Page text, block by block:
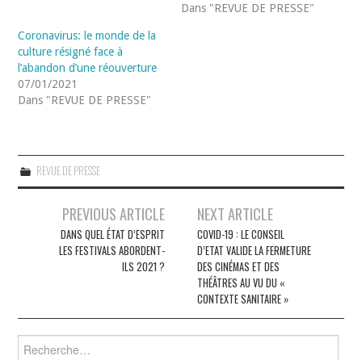
Dans "REVUE DE PRESSE"
Coronavirus: le monde de la
culture résigné face à
l’abandon d’une réouverture
07/01/2021
Dans "REVUE DE PRESSE"
REVUE DE PRESSE
Navigation
articles
PREVIOUS ARTICLE
DANS QUEL ÉTAT D’ESPRIT
LES FESTIVALS ABORDENT-
ILS 2021 ?
NEXT ARTICLE
COVID-19 : LE CONSEIL
D’ETAT VALIDE LA FERMETURE
DES CINÉMAS ET DES
THÉÂTRES AU VU DU «
CONTEXTE SANITAIRE »